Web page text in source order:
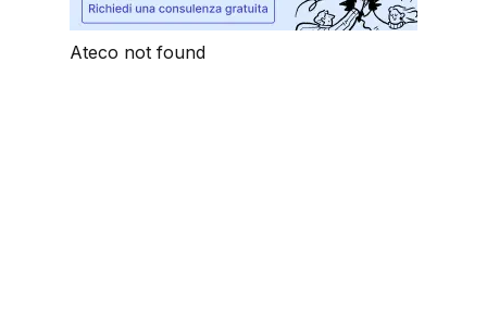
Ateco not found